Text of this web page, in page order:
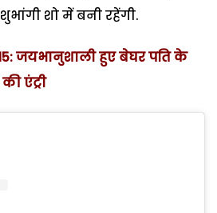
शो में बनी रहेंगी.
जयभानुशाली हुए बेघर पति के
एंट्री